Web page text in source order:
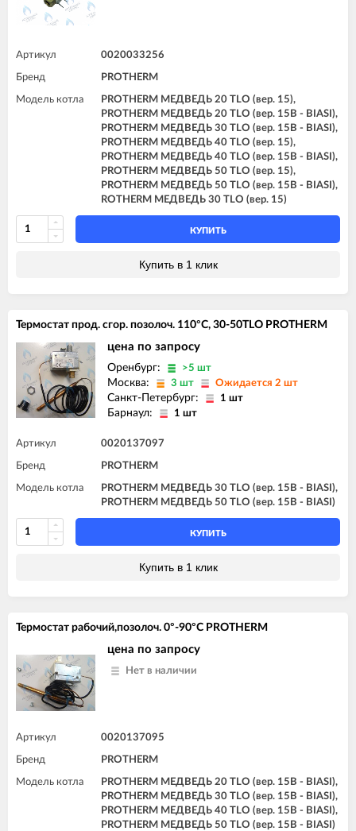
Артикул 0020033256
Бренд PROTHERM
Модель котла
PROTHERM МЕДВЕДЬ 20 TLO (вер. 15),
PROTHERM МЕДВЕДЬ 20 TLO (вер. 15B - BIASI),
PROTHERM МЕДВЕДЬ 30 TLO (вер. 15B - BIASI),
PROTHERM МЕДВЕДЬ 40 TLO (вер. 15),
PROTHERM МЕДВЕДЬ 40 TLO (вер. 15B - BIASI),
PROTHERM МЕДВЕДЬ 50 TLO (вер. 15),
PROTHERM МЕДВЕДЬ 50 TLO (вер. 15B - BIASI),
ROTHERM МЕДВЕДЬ 30 TLO (вер. 15)
КУПИТЬ
Купить в 1 клик
Термостат прод. сгор. позолоч. 110°C, 30-50TLO PROTHERM
цена по запросу
Оренбург: >5 шт
Москва: 3 шт Ожидается 2 шт
Санкт-Петербург: 1 шт
Барнаул: 1 шт
Артикул 0020137097
Бренд PROTHERM
Модель котла
PROTHERM МЕДВЕДЬ 30 TLO (вер. 15B - BIASI),
PROTHERM МЕДВЕДЬ 50 TLO (вер. 15B - BIASI)
КУПИТЬ
Купить в 1 клик
Термостат рабочий,позолоч. 0°-90°C PROTHERM
цена по запросу
Нет в наличии
Артикул 0020137095
Бренд PROTHERM
Модель котла
PROTHERM МЕДВЕДЬ 20 TLO (вер. 15B - BIASI),
PROTHERM МЕДВЕДЬ 30 TLO (вер. 15B - BIASI),
PROTHERM МЕДВЕДЬ 40 TLO (вер. 15B - BIASI),
PROTHERM МЕДВЕДЬ 50 TLO (вер. 15B - BIASI)